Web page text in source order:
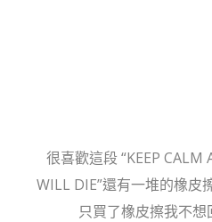
很喜歡這段 “KEEP CALM
WILL DIE”還有一堆的橡皮
只買了橡皮擦我不